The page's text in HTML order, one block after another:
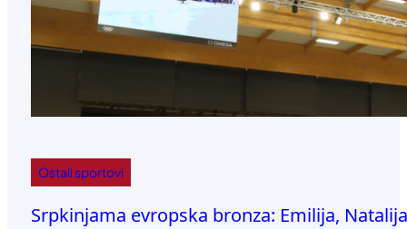
Ostali sportovi
Srpkinjama evropska bronza: Emilija,